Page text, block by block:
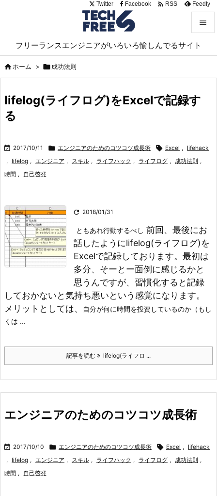
フリーランスエンジニアがいろいろ愉しんでるサイト


サイド
検索
Twitter Facebook  RSS Feedly
ホーム > 成功法則
lifelog(ライフログ)をExcelで記録す
る
 2017/10/11  エンジニアのためのコツコツ成長術  Excel , lifehack
, lifelog , エンジニア , スキル , ライフハック , ライフログ , 成功法則 ,
時間 , 自己啓発
 2018/01/31
ともあれ行動するべし 前回、最後にお
話したようにlifelog(ライフログ)を
Excelで記録しております。 最初は
多分、そーとー面倒に感じるかと
思うんですが、習慣化すると記録
しておかないと気持ち悪いという感覚になります。
メリットとしては、
自分が何に時間を投資しているのか（もし
くは ...
記事を読む lifelog(ライフロ ...
エンジニアのためのコツコツ成長術
 2017/10/10  エンジニアのためのコツコツ成長術  Excel , lifehack
, lifelog , エンジニア , スキル , ライフハック , ライフログ , 成功法則 ,
時間 , 自己啓発